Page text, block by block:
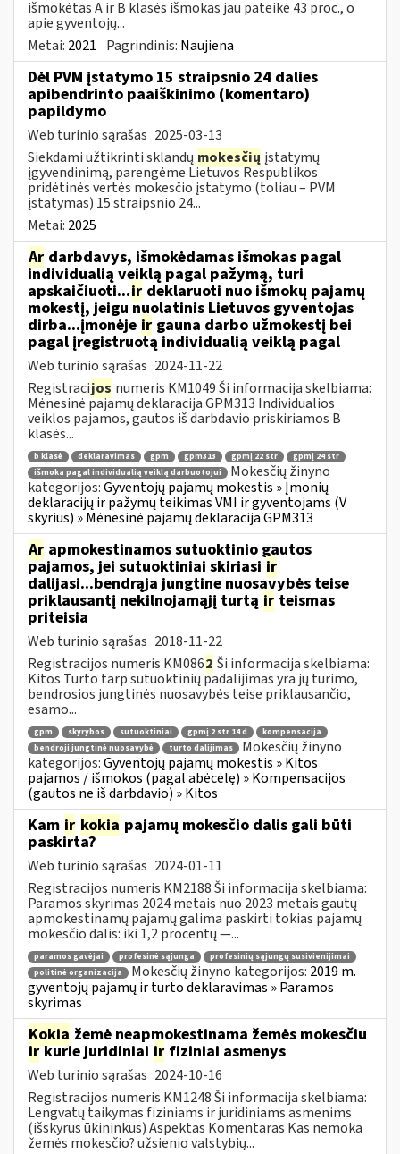
išmokėtas A ir B klasės išmokas jau pateikė 43 proc., o
apie gyventojų...
Metai: 2021 Pagrindinis: Naujiena
Dėl PVM įstatymo 15 straipsnio 24 dalies
apibendrinto paaiškinimo (komentaro)
papildymo
Web turinio sąrašas 2025-03-13
Siekdami užtikrinti sklandų mokesčių įstatymų
įgyvendinimą, parengėme Lietuvos Respublikos
pridėtinės vertės mokesčio įstatymo (toliau – PVM
įstatymas) 15 straipsnio 24...
Metai: 2025
Ar darbdavys, išmokėdamas išmokas pagal
individualią veiklą pagal pažymą, turi
apskaičiuoti...ir deklaruoti nuo išmokų pajamų
mokestį, jeigu nuolatinis Lietuvos gyventojas
dirba...įmonėje ir gauna darbo užmokestį bei
pagal įregistruotą individualią veiklą pagal
Web turinio sąrašas 2024-11-22
Registracijos numeris KM1049 Ši informacija skelbiama:
Mėnesinė pajamų deklaracija GPM313 Individualios
veiklos pajamos, gautos iš darbdavio priskiriamos B
klasės...
b klasė deklaravimas gpm gpm313 gpmį 22 str
gpmį 24 str
išmoka pagal individualią veiklą darbuotojui
Mokesčių žinyno
kategorijos:Gyventojų pajamų mokestis » Įmonių
deklaracijų ir pažymų teikimas VMI ir gyventojams (V
skyrius) » Mėnesinė pajamų deklaracija GPM313
Ar apmokestinamos sutuoktinio gautos
pajamos, jei sutuoktiniai skiriasi ir
dalijasi...bendrąja jungtine nuosavybės teise
priklausantį nekilnojamąjį turtą ir teismas
priteisia
Web turinio sąrašas 2018-11-22
Registracijos numeris KM0862 Ši informacija skelbiama:
Kitos Turto tarp sutuoktinių padalijimas yra jų turimo,
bendrosios jungtinės nuosavybės teise priklausančio,
esamo...
gpm skyrybos sutuoktiniai gpmį 2 str 14 d
kompensacija
bendroji jungtinė nuosavybė
turto dalijimas
Mokesčių žinyno
kategorijos:Gyventojų pajamų mokestis » Kitos
pajamos / išmokos (pagal abėcėlę) » Kompensacijos
(gautos ne iš darbdavio) » Kitos
Kam ir kokia pajamų mokesčio dalis gali būti
paskirta?
Web turinio sąrašas 2024-01-11
Registracijos numeris KM2188 Ši informacija skelbiama:
Paramos skyrimas 2024 metais nuo 2023 metais gautų
apmokestinamų pajamų galima paskirti tokias pajamų
mokesčio dalis: iki 1,2 procentų —...
paramos gavėjai profesinė sąjunga
profesinių sąjungų susivienijimai
politinė organizacija
Mokesčių žinyno kategorijos: 2019 m.
gyventojų pajamų ir turto deklaravimas » Paramos
skyrimas
Kokia žemė neapmokestinama žemės mokesčiu
irkurie juridiniai ir fiziniai asmenys
Web turinio sąrašas 2024-10-16
Registracijos numeris KM1248 Ši informacija skelbiama:
Lengvatų taikymas fiziniams ir juridiniams asmenims
(išskyrus ūkininkus) Aspektas Komentaras Kas nemoka
žemės mokesčio? užsienio valstybių...